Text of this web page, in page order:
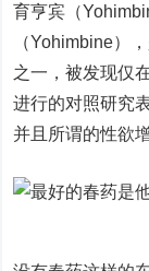
育亨宾（
（Yohimbine）
之一，被发现仅
进行的对照研究
并且所谓的性欲